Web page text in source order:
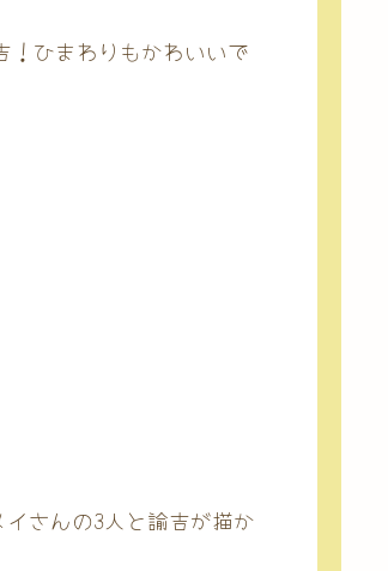
ひまわりもかわいいで
さんの3人と諭吉が描か